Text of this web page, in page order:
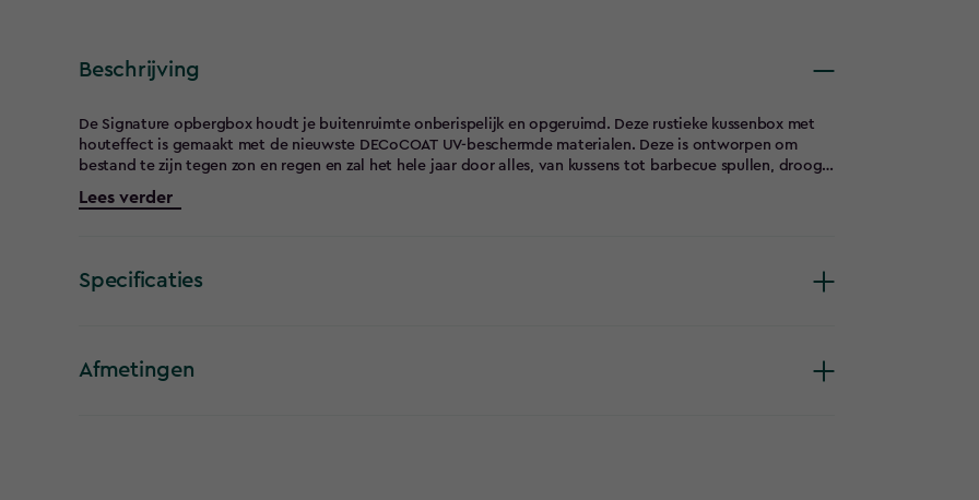
Beschrijving
De Signature opbergbox houdt je buitenruimte onberispelijk en opgeruimd. Deze rustieke kussenbox met
houteffect is gemaakt met de nieuwste DECoCOAT UV-beschermde materialen. Deze is ontworpen om
bestand te zijn tegen zon en regen en zal het hele jaar door alles, van kussens tot barbecue spullen, droog
en geventileerd houden. De gasveren maken het openen van de tuinkussenbox heel eenvoudig, terwijl een
afsluitbaar deksel je spullen beschermd houden. De Signature Collection is gemaakt van kunststof, maar
gaan. Geen onderhoud. Geen verkleuring. Geen gedoe.
Lees verder
Specificaties
Afmetingen